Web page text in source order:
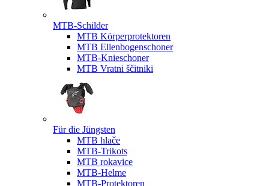
MTB-Schilder
MTB Körperprotektoren
MTB Ellenbogenschoner
MTB-Knieschoner
MTB Vratni ščitniki
Für die Jüngsten
MTB hlače
MTB-Trikots
MTB rokavice
MTB-Helme
MTB-Protektoren